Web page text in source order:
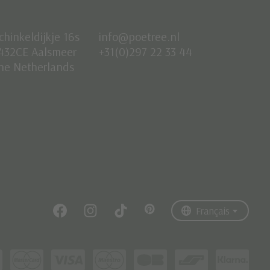
16s
Aalsmeer
Netherlands
info@poetree.nl
+31(0)297 22 33 44
Français